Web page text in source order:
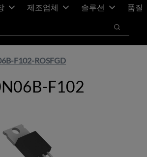
제조업체 솔루션
품질
검색
F102-ROSFGD
F102